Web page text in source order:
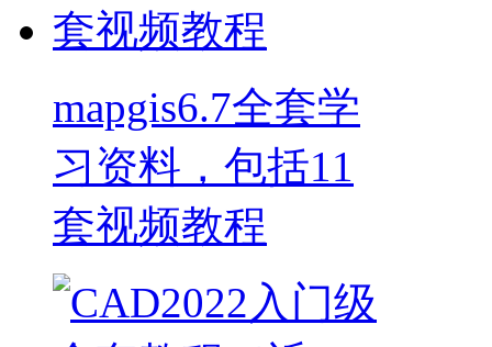
mapgis6.7全套学
习资料，包括11
套视频教程